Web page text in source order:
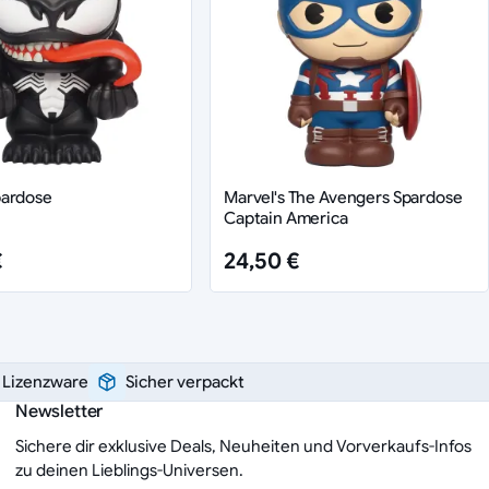
Marvel's The Avengers Spardose
Captain America
24,50 €
Sicher verpackt
Newsletter
Sichere dir exklusive Deals, Neuheiten und Vorverkaufs-Infos
zu deinen Lieblings-Universen.